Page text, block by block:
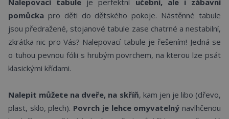
pomůcka pro děti do dětského pokoje. Nástěnné tabule
jsou předražené, stojanové tabule zase chatrné a nestabilní,
zkrátka nic pro Vás? Nalepovací tabule je řešením! Jedná se
o tuhou pevnou fólii s hrubým povrchem, na kterou lze psát
klasickými křídami.
Nalepit můžete na dveře, na skříň, kam jen je libo (dřevo,
plast, sklo, plech). Povrch je lehce omyvatelný navlhčenou